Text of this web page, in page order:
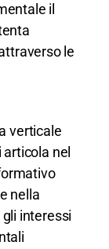
il
le
verticale
nel
nella
interessi